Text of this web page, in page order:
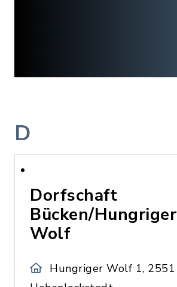
D
Dorfschaft
Bücken/Hungriger
Wolf
Hungriger Wolf 1, 2551